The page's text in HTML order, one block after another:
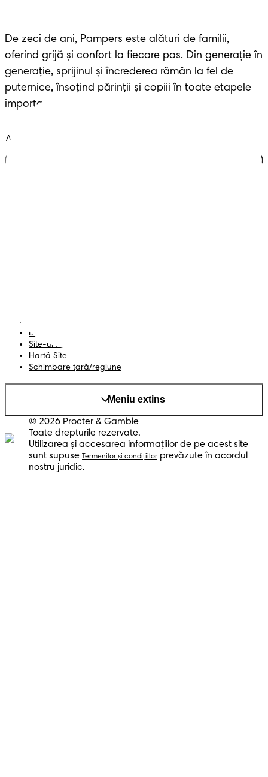
De zeci de ani, Pampers este alături de familii,
oferind grijă și confort la fiecare pas. Din generație în
generație, sprijinul și încrederea rămân la fel de
puternice, însoțind părinții și copiii în toate etapele
importante ale vieții.
Datele Mele
Site-ul PG
Hartă Site
Schimbare ţară/regiune
Meniu extins
© 2026 Procter & Gamble
Toate drepturile rezervate.
Utilizarea şi accesarea informaţiilor de pe acest site
sunt supuse
Termenilor şi condiţiilor prevăzute în acordul
nostru juridic.